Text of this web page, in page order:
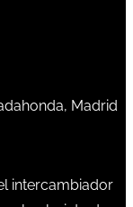
Madrid
intercambiador